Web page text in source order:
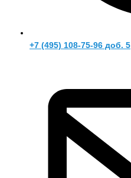
+7 (495) 108-75-96 доб. 5